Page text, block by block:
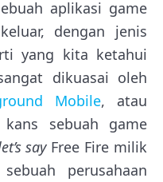
aplikasi game
dengan jenis
yang kita ketahui
dikuasai oleh
Mobile, atau
kans sebuah game
say Free Fire milik
perusahaan